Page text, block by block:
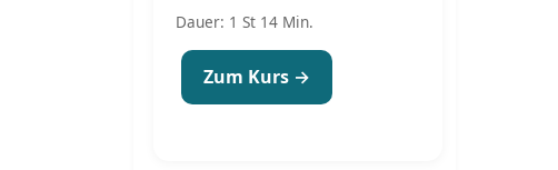
Dauer: 1 St 14 Min.
Zum Kurs →